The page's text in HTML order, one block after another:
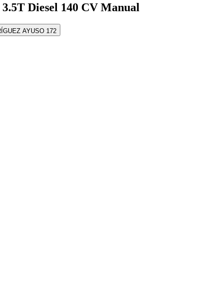
Diesel 140 CV Manual
AYUSO 172